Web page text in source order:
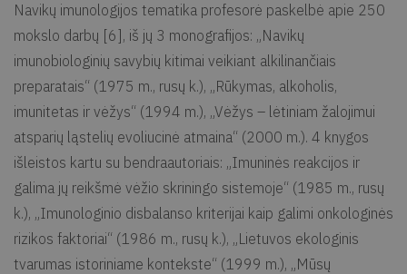
Navikų imunologijos tematika profesorė paskelbė apie 250
mokslo darbų [6], iš jų 3 monografijos: „Navikų
imunobiologinių savybių kitimai veikiant alkilinančiais
preparatais“ (1975 m., rusų k.), „Rūkymas, alkoholis,
imunitetas ir vėžys“ (1994 m.), „Vėžys – lėtiniam žalojimui
atsparių ląstelių evoliucinė atmaina“ (2000 m.). 4 knygos
išleistos kartu su bendraautoriais: „Imuninės reakcijos ir
galima jų reikšmė vėžio skriningo sistemoje“ (1985 m., rusų
k.), „Imunologinio disbalanso kriterijai kaip galimi onkologinės
rizikos faktoriai“ (1986 m., rusų k.), „Lietuvos ekologinis
tvarumas istoriniame kontekste“ (1999 m.), „Mūsų